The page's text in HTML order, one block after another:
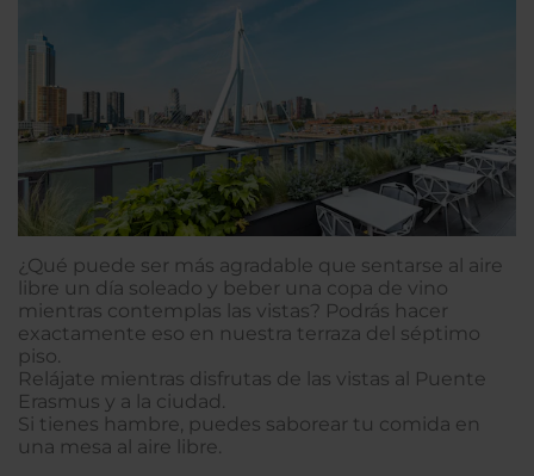
¿Qué puede ser más agradable que sentarse al aire
libre un día soleado y beber una copa de vino
mientras contemplas las vistas? Podrás hacer
exactamente eso en nuestra terraza del séptimo
piso.
Relájate mientras disfrutas de las vistas al Puente
Erasmus y a la ciudad.
Si tienes hambre, puedes saborear tu comida en
una mesa al aire libre.